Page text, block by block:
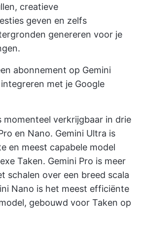
creatieve
geven en zelfs
genereren voor je
abonnement op Gemini
met je Google
momenteel verkrijgbaar in drie
en Nano. Gemini Ultra is
en meest capabele model
Taken. Gemini Pro is meer
schalen over een breed scala
Nano is het meest efficiënte
gebouwd voor Taken op